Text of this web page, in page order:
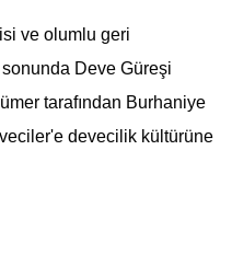
ve olumlu geri
Deve Güreşi
tarafından Burhaniye
devecilik kültürüne